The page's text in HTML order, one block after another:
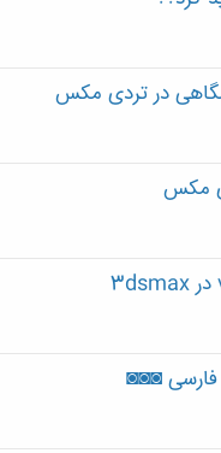
در تردی مکس
مکس